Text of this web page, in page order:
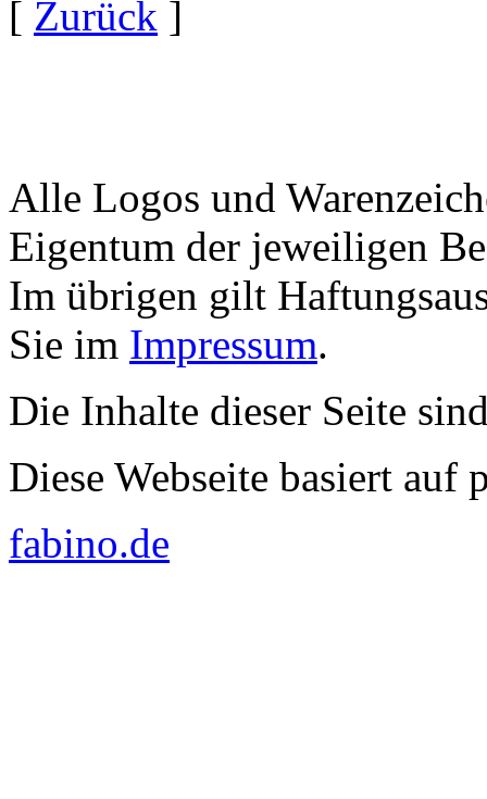
[ Zurück ]
Alle Logos und
Eigentum der jeweiligen
Im übrigen gilt
Sie im Impressum.
Die Inhalte dieser Seite
Diese Webseite basiert auf
fabino.de